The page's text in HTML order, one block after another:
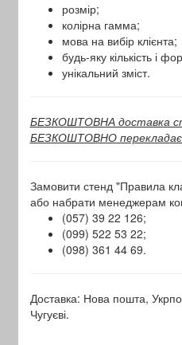
розмір;
колірна гамма;
мова на вибір клієнта;
будь-яку кількість і
унікальний зміст.
БЕЗКОШТОВНА доставка
БЕЗКОШТОВНО
Замовити стенд "Правила
або набрати менеджерам
(057) 39 22 126;
(099) 522 53 22;
(098) 361 44 69.
Доставка: Нова пошта,
Чугуєві.